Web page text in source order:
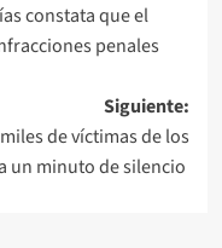
constata que el
penales
Siguiente:
de víctimas de los
un minuto de silencio